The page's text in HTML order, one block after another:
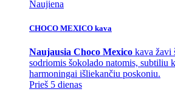
Naujiena
CHOCO MEXICO kava
Naujausia Choco Mexico kava žavi
sodriomis šokolado natomis, subtiliu
harmoningai išliekančiu poskoniu.
Prieš 5 dienas